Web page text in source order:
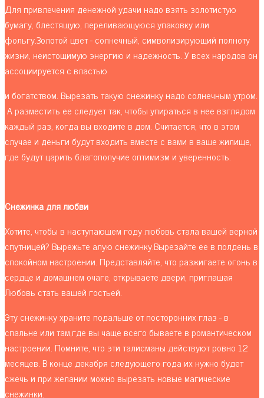
Для привлечения денежной удачи надо взять золотистую
бумагу, блестящую, переливающуюся упаковку или
фольгу.Золотой цвет - солнечный, символизирующий полноту
жизни, неистощимую энергию и надежность. У всех народов он
ассоциируется с властью
и богатством. Вырезать такую снежинку надо солнечным утром.
А разместить ее следует так, чтобы упираться в нее взглядом
каждый раз, когда вы входите в дом. Считается, что в этом
случае и деньги будут входить вместе с вами в ваше жилище,
где будут царить благополучие оптимизм и уверенность.
Снежинка для любви
Хотите, чтобы в наступающем году любовь стала вашей верной
спутницей? Вырежьте алую снежинку.Вырезайте ее в полдень в
спокойном настроении. Представляйте, что разжигаете огонь в
сердце и домашнем очаге, открываете двери, приглашая
Любовь стать вашей гостьей.
Эту снежинку храните подальше от посторонних глаз - в
спальне или там,где вы чаще всего бываете в романтическом
настроении. Помните, что эти талисманы действуют ровно 12
месяцев. В конце декабря следующего года их нужно будет
сжечь и при желании можно вырезать новые магические
снежинки.